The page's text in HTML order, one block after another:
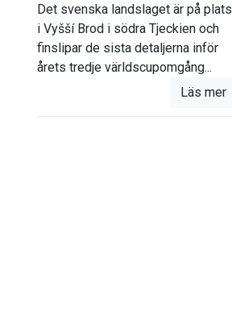
Det svenska landslaget är på plats
i Vyšší Brod i södra Tjeckien och
finslipar de sista detaljerna inför
årets tredje världscupomgång...
Läs mer